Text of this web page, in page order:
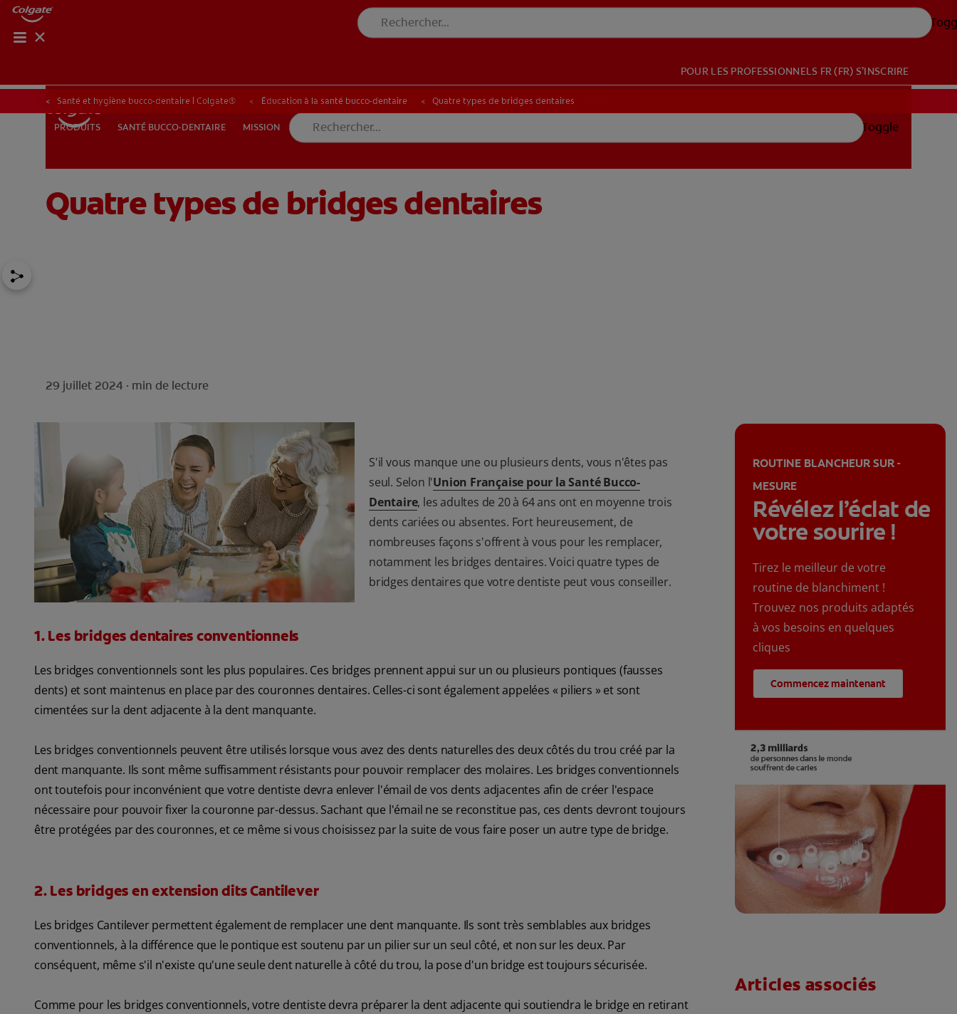
PRODUITS SANTÉ BUCCO-DENTAIRE
POUR LES PROFESSIONNELS FR (FR) S’INSCRIRE
POUR LES PROFESSIONNELS FR (FR) S’INSCRIRE
PRODUITS SANTÉ BUCCO-DENTAIRE MISSION
ROUTINE BLANCHEUR SUR MESURE RECHERCHE DES SOLUTIONS IDÉALES
Toggle
Santé et hygiène bucco-dentaire | Colgate® Éducation à la santé bucco-dentaire Quatre types de bridges dentaires
Quatre types de bridges dentaires
29 juillet 2024 · min de lecture
S'il vous manque une ou plusieurs dents, vous n'êtes pas
seul. Selon l'Union Française pour la Santé Bucco-
Dentaire, les adultes de 20 à 64 ans ont en moyenne trois
dents cariées ou absentes. Fort heureusement, de
nombreuses façons s'offrent à vous pour les remplacer,
notamment les bridges dentaires. Voici quatre types de
bridges dentaires que votre dentiste peut vous conseiller.
1. Les bridges dentaires conventionnels
Les bridges conventionnels sont les plus populaires. Ces bridges prennent appui sur un ou plusieurs pontiques (fausses
dents) et sont maintenus en place par des couronnes dentaires. Celles-ci sont également appelées « piliers » et sont
cimentées sur la dent adjacente à la dent manquante.
Les bridges conventionnels peuvent être utilisés lorsque vous avez des dents naturelles des deux côtés du trou créé par la
dent manquante. Ils sont même suffisamment résistants pour pouvoir remplacer des molaires. Les bridges conventionnels
ont toutefois pour inconvénient que votre dentiste devra enlever l'émail de vos dents adjacentes afin de créer l'espace
nécessaire pour pouvoir fixer la couronne par-dessus. Sachant que l'émail ne se reconstitue pas, ces dents devront toujours
être protégées par des couronnes, et ce même si vous choisissez par la suite de vous faire poser un autre type de bridge.
2. Les bridges en extension dits Cantilever
Les bridges Cantilever permettent également de remplacer une dent manquante. Ils sont très semblables aux bridges
conventionnels, à la différence que le pontique est soutenu par un pilier sur un seul côté, et non sur les deux. Par
conséquent, même s'il n'existe qu'une seule dent naturelle à côté du trou, la pose d'un bridge est toujours sécurisée.
Comme pour les bridges conventionnels, votre dentiste devra préparer la dent adjacente qui soutiendra le bridge en retirant
ROUTINE BLANCHEUR SUR -
MESURE
Révélez l’éclat de
votre sourire !
Tirez le meilleur de votre
routine de blanchiment !
Trouvez nos produits adaptés
à vos besoins en quelques
cliques
Commencez maintenant
Articles associés